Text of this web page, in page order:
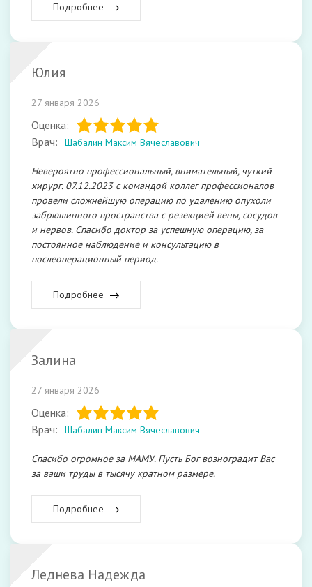
Подробнее
Юлия
27 января 2026
Оценка:
Врач:
Шабалин Максим Вячеславович
Невероятно профессиональный, внимательный, чуткий
хирург. 07.12.2023 с командой коллег профессионалов
провели сложнейшую операцию по удалению опухоли
забрюшинного пространства с резекцией вены, сосудов
и нервов. Спасибо доктор за успешную операцию, за
постоянное наблюдение и консультацию в
послеоперационный период.
Подробнее
Залина
27 января 2026
Оценка:
Врач:
Шабалин Максим Вячеславович
Спасибо огромное за МАМУ. Пусть Бог возноградит Вас
за ваши труды в тысячу кратном размере.
Подробнее
Леднева Надежда